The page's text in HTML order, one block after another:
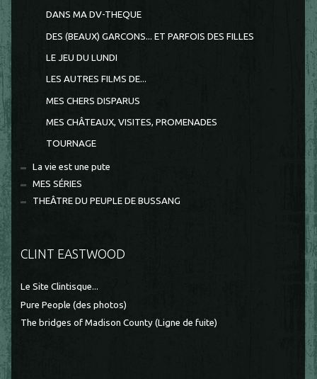
DANS MA DV-THEQUE
DES (BEAUX) GARCONS... ET PARFOIS DES FILLES
LE JEU DU LUNDI
LES AUTRES FILMS DE...
MES CHERS DISPARUS
MES CHÂTEAUX, VISITES, PROMENADES
TOURNAGE
La vie est une pute
MES SÉRIES
THEÂTRE DU PEUPLE DE BUSSANG
CLINT EASTWOOD
Le Site Clintisque...
Pure People (des photos)
The bridges of Madison County (Ligne de fuite)